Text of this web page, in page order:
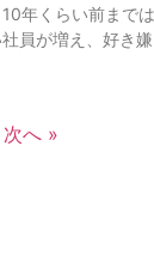
年くらい前まで
員が増え、好き
次へ »